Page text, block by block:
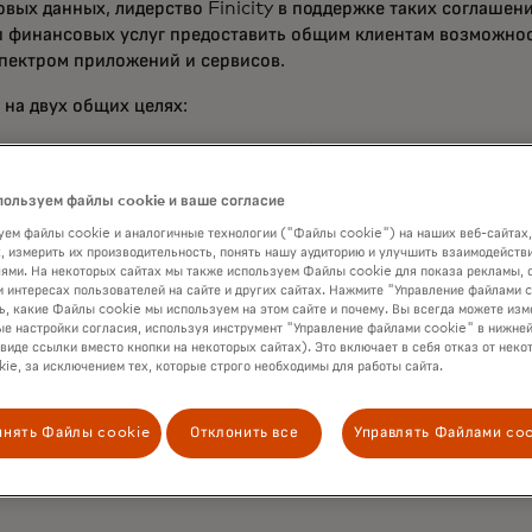
данных, лидерство Finicity в поддержке таких
услуг предоставить общим клиентам
приложений и сервисов.
двух общих целях:
и конфиденциальности потребителей, помогая им
самых надёжных и качественных данных.
с Finicity мы дадим нашим клиентам возможность
защищая их учетные данные для доступа к банковским
подразделения цифрового банкинга Chase.
с различными поставщиками услуг и приложений,
финансовыми процессами. Это включает
самых популярных инструментов личного финансового
цифровых активов и доходов для кредитной
крупными финансовыми учреждениями и поставщиками
файлы cookie и ваше согласие
файлы cookie и аналогичные технологии ("Файлы cookie") на наших веб-
измерить их производительность, понять нашу аудиторию и улучшить
На некоторых сайтах мы также используем Файлы cookie для показа рекламы,
интересах пользователей на сайте и других сайтах. Нажмите "Управление файлами
какие Файлы cookie мы используем на этом сайте и почему. Вы всегда можете
настройки согласия, используя инструмент "Управление файлами cookie" в
ссылки вместо кнопки на некоторых сайтах). Это включает в себя отказ от
за исключением тех, которые строго необходимы для работы сайта.
Файлы cookie Отклонить все Управлять Файлами